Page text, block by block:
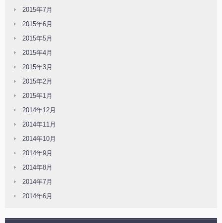
2015年7月
2015年6月
2015年5月
2015年4月
2015年3月
2015年2月
2015年1月
2014年12月
2014年11月
2014年10月
2014年9月
2014年8月
2014年7月
2014年6月